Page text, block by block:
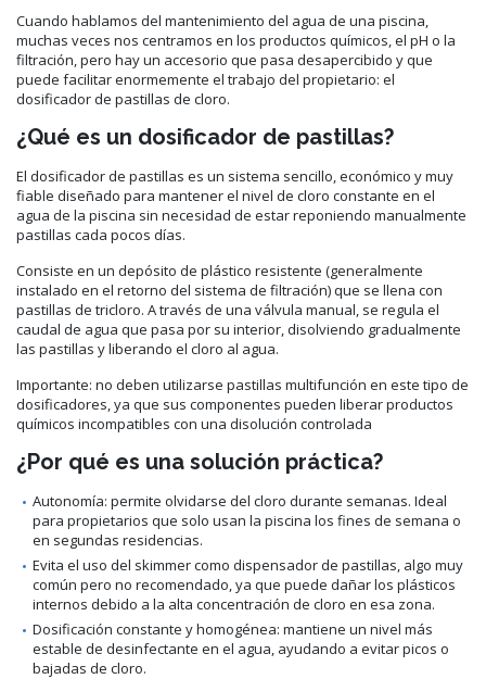
Cuando hablamos del mantenimiento del agua de una piscina,
muchas veces nos centramos en los productos químicos, el pH o la
filtración, pero hay un accesorio que pasa desapercibido y que
puede facilitar enormemente el trabajo del propietario: el
dosificador de pastillas de cloro.
¿Qué es un dosificador de pastillas?
El dosificador de pastillas es un sistema sencillo, económico y muy
fiable diseñado para mantener el nivel de cloro constante en el
agua de la piscina sin necesidad de estar reponiendo manualmente
pastillas cada pocos días.
Consiste en un depósito de plástico resistente (generalmente
instalado en el retorno del sistema de filtración) que se llena con
pastillas de tricloro. A través de una válvula manual, se regula el
caudal de agua que pasa por su interior, disolviendo gradualmente
las pastillas y liberando el cloro al agua.
Importante: no deben utilizarse pastillas multifunción en este tipo de
dosificadores, ya que sus componentes pueden liberar productos
químicos incompatibles con una disolución controlada
¿Por qué es una solución práctica?
Autonomía: permite olvidarse del cloro durante semanas. Ideal
para propietarios que solo usan la piscina los fines de semana o
en segundas residencias.
Evita el uso del skimmer como dispensador de pastillas, algo muy
común pero no recomendado, ya que puede dañar los plásticos
internos debido a la alta concentración de cloro en esa zona.
Dosificación constante y homogénea: mantiene un nivel más
estable de desinfectante en el agua, ayudando a evitar picos o
bajadas de cloro.